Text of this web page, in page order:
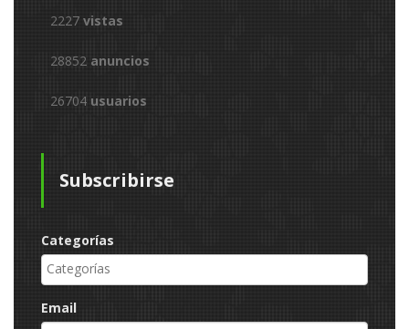
2227 vistas
28852 anuncios
26704 usuarios
Subscribirse
Categorías
Email